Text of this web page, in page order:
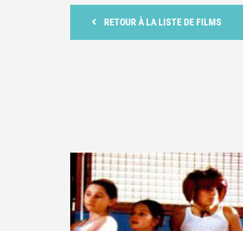
RETOUR À LA LISTE DE FILMS